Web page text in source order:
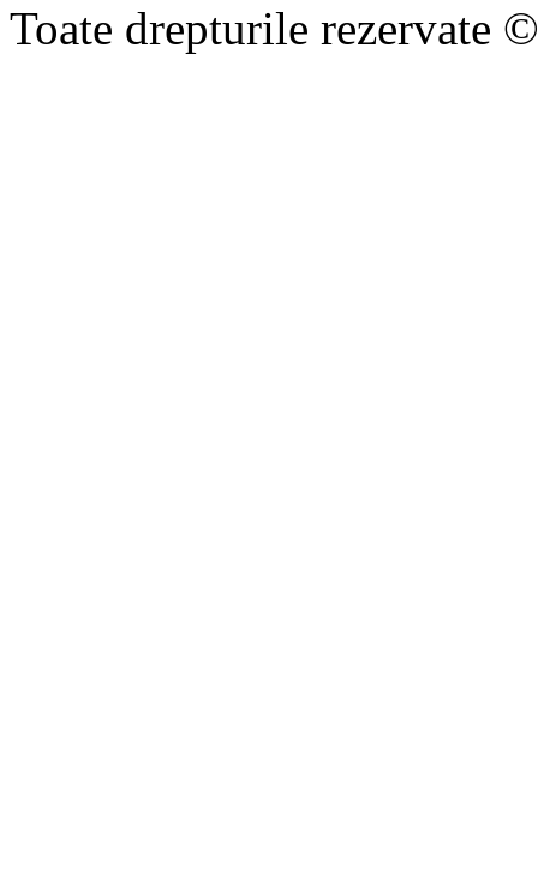
Toate drepturile rezervate